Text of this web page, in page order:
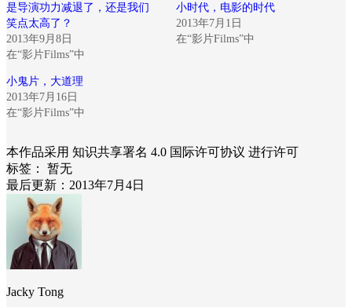
是导演功力减退了，还是我们
笑点太高了？
2013年9月8日
在“影片Films”中
小时代，电影的时代
2013年7月1日
在“影片Films”中
小鬼片，大道理
2013年7月16日
在“影片Films”中
本作品采用 知识共享署名 4.0 国际许可协议 进行许可
标签：
暂无
最后更新：2013年7月4日
Jacky Tong